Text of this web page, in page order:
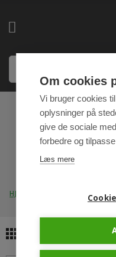
HJEM
Om cookies
Vi bruger cookies
oplysninger på
give de sociale
forbedre og
Læs mere